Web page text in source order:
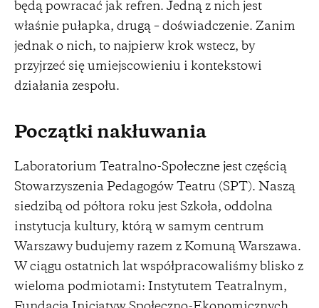
będą powracać jak refren. Jedną z nich jest
właśnie pułapka, drugą – doświadczenie. Zanim
jednak o nich, to najpierw krok wstecz, by
przyjrzeć się umiejscowieniu i kontekstowi
działania zespołu.
Początki nakłuwania
Laboratorium Teatralno-Społeczne jest częścią
Stowarzyszenia Pedagogów Teatru (SPT). Naszą
siedzibą od półtora roku jest Szkoła, oddolna
instytucja kultury, którą w samym centrum
Warszawy budujemy razem z Komuną Warszawa.
W ciągu ostatnich lat współpracowaliśmy blisko z
wieloma podmiotami: Instytutem Teatralnym,